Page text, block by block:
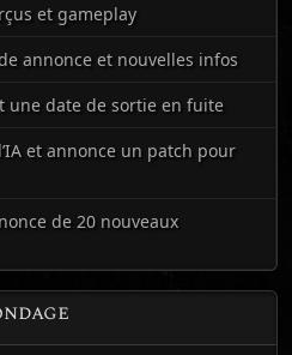
et gameplay
annonce et nouvelles infos
une date de sortie en fuite
et annonce un patch pour
de 20 nouveaux